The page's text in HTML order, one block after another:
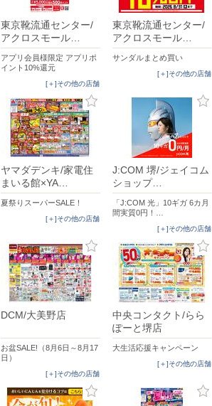
東京靴流通センター/
アクロスモール…
アプリ会員様限定 アプリポ
イント10%還元
[＋]その他の店舗
東京靴流通センター/
アクロスモール…
サンダルまとめ買い
[＋]その他の店舗
ヤマダデンキ/家電住
まいる館×YA…
夏祭りスーパーSALE！
[＋]その他の店舗
J:COM 堺/ジェイコム
ショップ…
「J:COM 光」10ギガ 6カ月
間実質0円！…
[＋]その他の店舗
DCM/大美野店
お盆SALE!（8月6日～8月17
日）
[＋]その他の店舗
中央コンタクト/らら
ぽーと堺店
大生活応援キャンペーン
[＋]その他の店舗